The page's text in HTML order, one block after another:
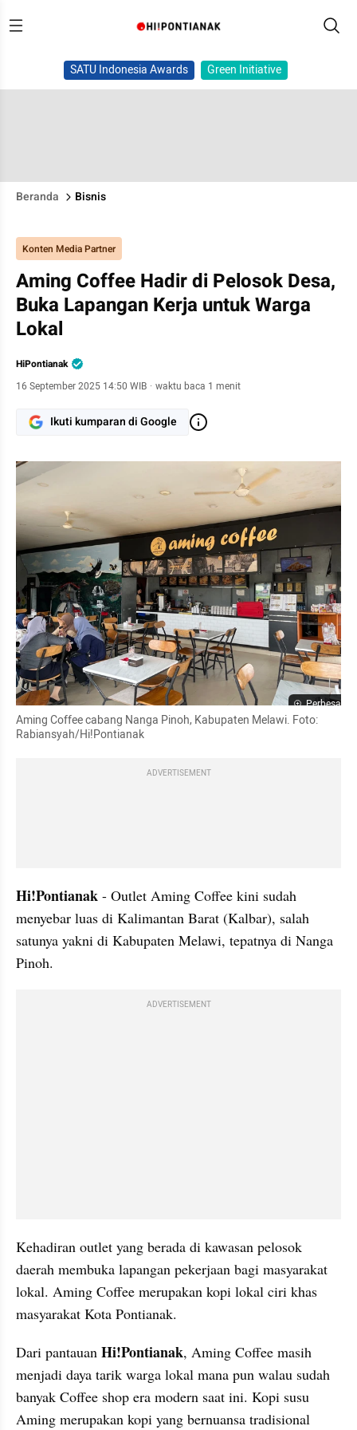
SATU Indonesia Awards Green Initiative
Beranda Bisnis
Konten Media Partner
Aming Coffee Hadir di Pelosok Desa,
Buka Lapangan Kerja untuk Warga
Lokal
HiPontianak
16 September 2025 14:50 WIB · waktu baca 1 menit
Ikuti kumparan di Google
Perbesar
Aming Coffee cabang Nanga Pinoh, Kabupaten Melawi. Foto:
Rabiansyah/Hi!Pontianak
ADVERTISEMENT
Hi!Pontianak - Outlet Aming Coffee kini sudah
menyebar luas di Kalimantan Barat (Kalbar), salah
satunya yakni di Kabupaten Melawi, tepatnya di Nanga
Pinoh.
ADVERTISEMENT
Kehadiran outlet yang berada di kawasan pelosok
daerah membuka lapangan pekerjaan bagi masyarakat
lokal. Aming Coffee merupakan kopi lokal ciri khas
masyarakat Kota Pontianak.
Dari pantauan Hi!Pontianak, Aming Coffee masih
menjadi daya tarik warga lokal mana pun walau sudah
banyak Coffee shop era modern saat ini. Kopi susu
Aming merupakan kopi yang bernuansa tradisional